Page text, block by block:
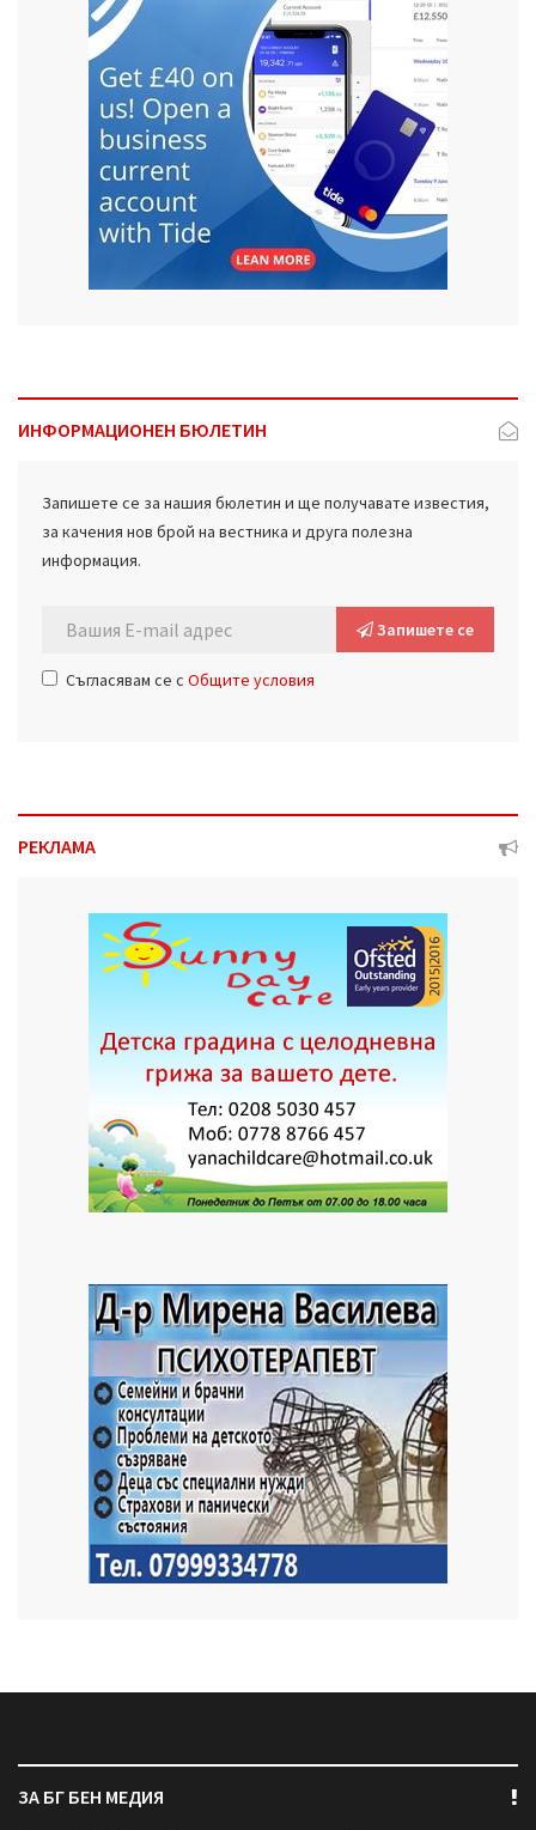
ИНФОРМАЦИОНЕН БЮЛЕТИН
Запишете се за нашия бюлетин и ще получавате известия,
за качения нов брой на вестника и друга полезна
информация.
Запишете се
Съгласявам се с Общите условия
РЕКЛАМА
ЗА БГ БЕН МЕДИЯ